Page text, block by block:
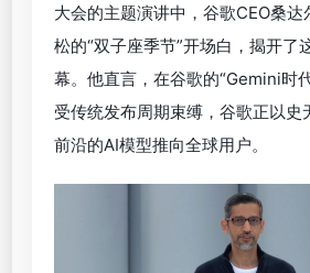
大会的主题演讲中，谷歌CEO桑达
松的“双子座季节”开场白，揭开了
幕。他直言，在谷歌的“Gemini时
受传统发布周期束缚，谷歌正以史
前沿的AI模型推向全球用户。